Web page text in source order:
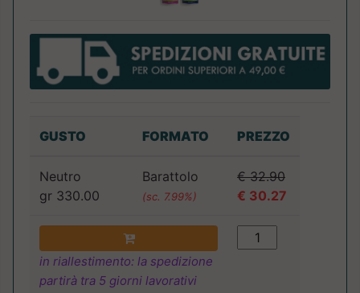
GUSTO FORMATO PREZZO
Neutro
gr 330.00
Barattolo
(sc. 7.99%)
€ 32.90
€ 30.27
in riallestimento: la spedizione
partirà tra 5 giorni lavorativi